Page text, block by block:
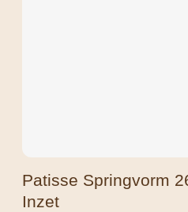
Patisse Springvorm
Inzet